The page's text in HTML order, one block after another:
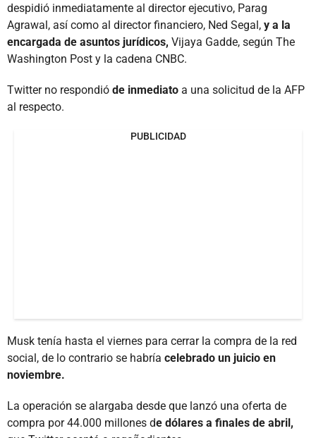
despidió inmediatamente al director ejecutivo, Parag
Agrawal, así como al director financiero, Ned Segal, y a la
encargada de asuntos jurídicos, Vijaya Gadde, según The
Washington Post y la cadena CNBC.
Twitter no respondió de inmediato a una solicitud de la AFP
al respecto.
PUBLICIDAD
Musk tenía hasta el viernes para cerrar la compra de la red
social, de lo contrario se habría celebrado un juicio en
noviembre.
La operación se alargaba desde que lanzó una oferta de
compra por 44.000 millones de dólares a finales de abril,